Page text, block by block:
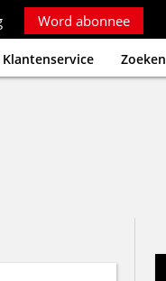
Word abonnee
Klantenservice Zoeken